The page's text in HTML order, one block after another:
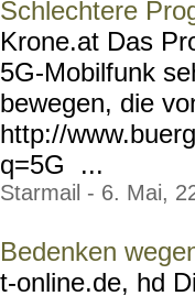
Schlechtere
Krone.at Das
5G-Mobilfunk
bewegen, die
http://
q=5G ...
Starmail - 6. Mai,
Bedenken
t-online.de, hd